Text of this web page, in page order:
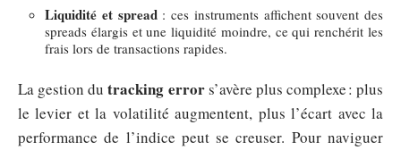
Liquidité et spread: ces instruments affichent souvent des
spreads élargis et une liquidité moindre, ce qui renchérit les
frais lors de transactions rapides.
La gestion dutracking errors’avère plus complexe : plus
le levier et la volatilité augmentent, plus l’écart avec la
performance de l’indice peut se creuser. Pour naviguer